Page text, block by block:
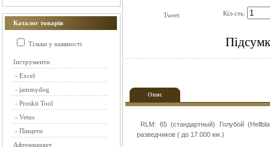
Каталог товарів
Тільки у наявності
Інструменти
- Excel
- jammydog
- Proskit Tool
- Vetus
- Пінцети
Афтенмаркет
Tweet Кіл-сть:
Опис
RLM: 65 (стандартный) Голубой
разведчиков ( до 17.000 км.)